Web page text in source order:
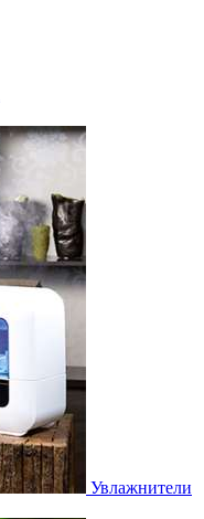
Увлажнители